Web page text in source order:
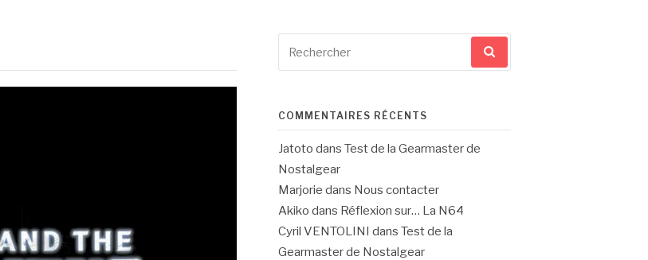
pour
COMMENTAIRES RÉCENTS
Jatoto dans Test de la Gearmaster de
Nostalgear
Marjorie dans Nous contacter
Akiko dans Réflexion sur… La N64
Cyril VENTOLINI dans Test de la
Gearmaster de Nostalgear